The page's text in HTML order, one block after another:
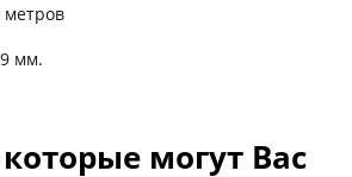
метров
мм.
могут Вас